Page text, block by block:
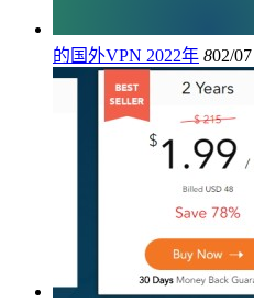
的国外VPN 2022年 802/07